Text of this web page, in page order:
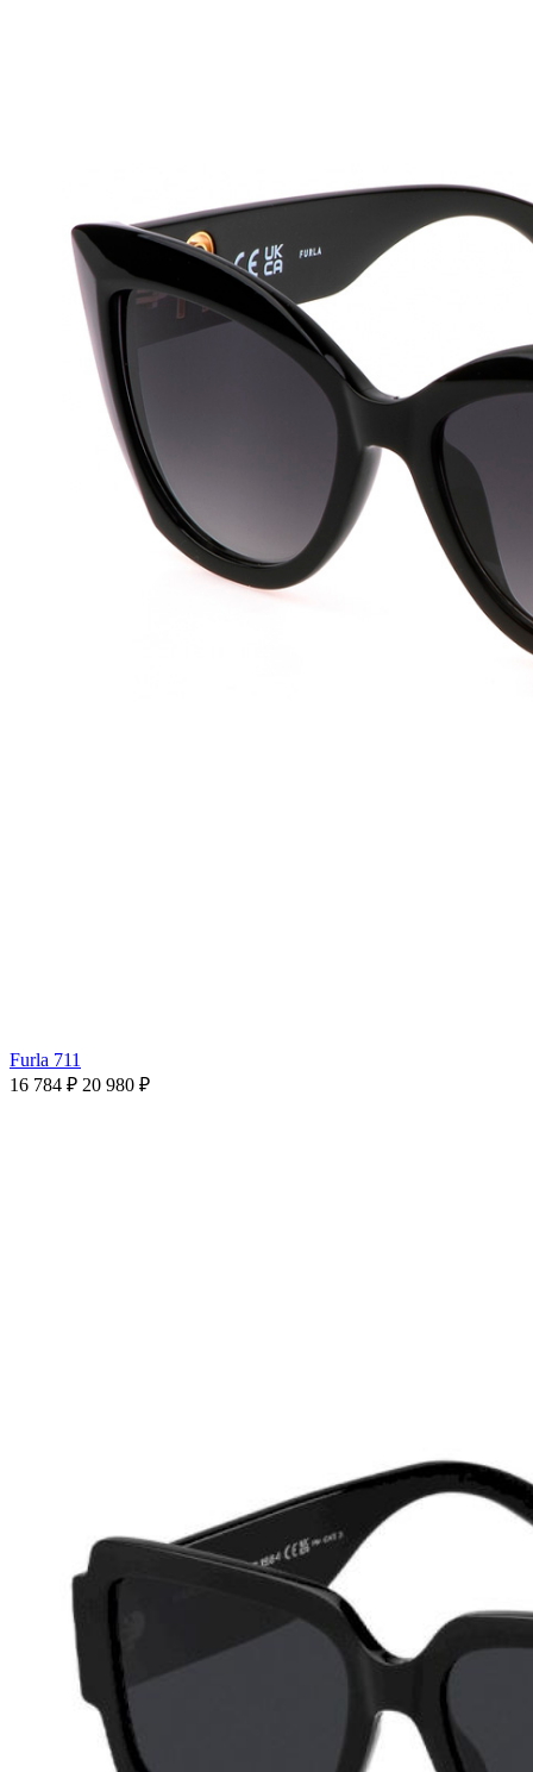
Furla 711
16 784 ₽ 20 980 ₽